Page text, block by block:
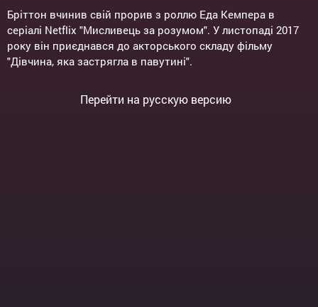
Бріттон вчинив свій прорив з роллю Еда Кемпера в
серіалі Netflix "Мисливець за розумом". У листопаді 2017
року він приєднався до акторського складу фільму
"Дівчина, яка застрягла в павутині".
Перейти на русскую версию